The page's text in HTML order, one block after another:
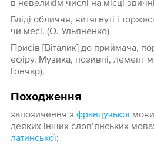
в невеликім числі на місці
Бліді обличчя, витягнуті і
чи месі. (О. Ульяненко)
Присів [Віталик] до приймача,
ефіру. Музика, позивні, лемент
Гончар).
Походження
запозичення з французькоїмови,
деяких інших слов’янських
латинської;